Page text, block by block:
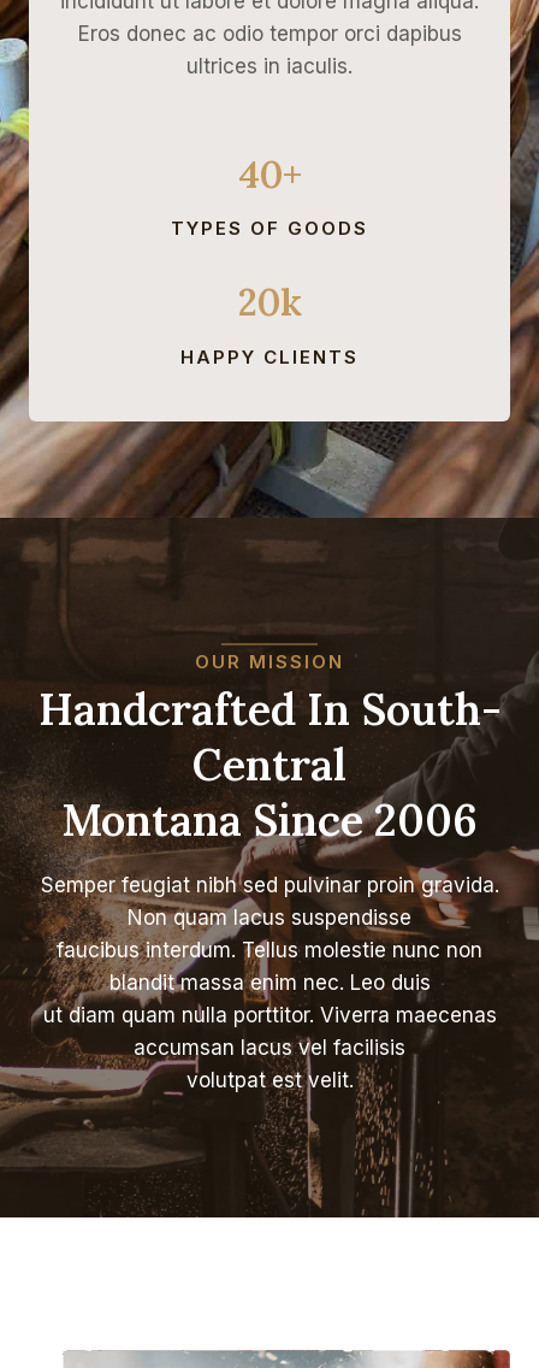
₽
Eros donec ac odio tempor orci dapibus
ultrices in iaculis.
40+
TYPES OF GOODS
20k
HAPPY CLIENTS
OUR MISSION
Handcrafted In South-
Central
Montana Since 2006
Semper feugiat nibh sed pulvinar proin gravida.
Non quam lacus suspendisse
faucibus interdum. Tellus molestie nunc non
blandit massa enim nec. Leo duis
ut diam quam nulla porttitor. Viverra maecenas
accumsan lacus vel facilisis
volutpat est velit.